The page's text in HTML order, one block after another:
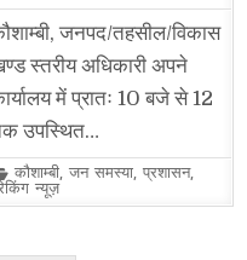
जनपद/तहसील/विकास
स्तरीय अधिकारी अपने
में प्रातः 10 बजे से 12
उपस्थित…
Posted
in
कौशाम्बी,जन समस्या,प्रशासन,
न्यूज़